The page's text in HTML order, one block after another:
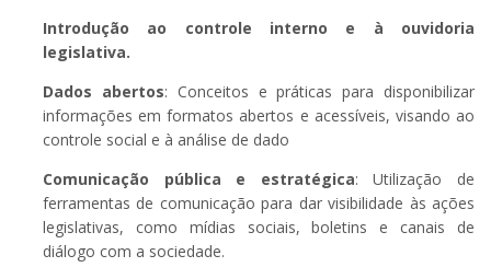
Introdução ao controle interno e à ouvidoria
legislativa.
Dados abertos: Conceitos e práticas para disponibilizar
informações em formatos abertos e acessíveis, visando ao
controle social e à análise de dado
Comunicação pública e estratégica: Utilização de
ferramentas de comunicação para dar visibilidade às ações
legislativas, como mídias sociais, boletins e canais de
diálogo com a sociedade.